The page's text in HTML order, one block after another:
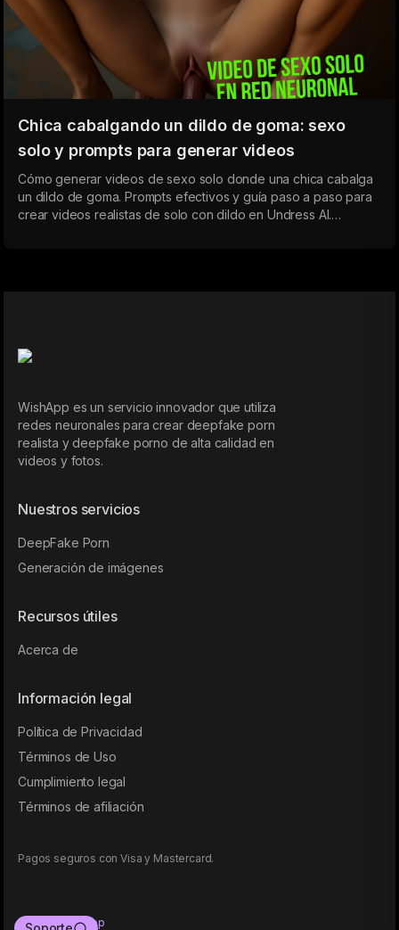
Chica cabalgando un dildo de goma: sexo
solo y prompts para generar videos
Cómo generar videos de sexo solo donde una chica cabalga
un dildo de goma. Prompts efectivos y guía paso a paso para
crear videos realistas de solo con dildo en Undress AI.
WishApp es un servicio innovador que utiliza
redes neuronales para crear deepfake porn
realista y deepfake porno de alta calidad en
videos y fotos.
Nuestros servicios
DeepFake Porn
Generación de imágenes
Recursos útiles
Acerca de
Información legal
Política de Privacidad
Términos de Uso
Cumplimiento legal
Términos de afiliación
Pagos seguros con Visa y Mastercard.
2026 WishApp